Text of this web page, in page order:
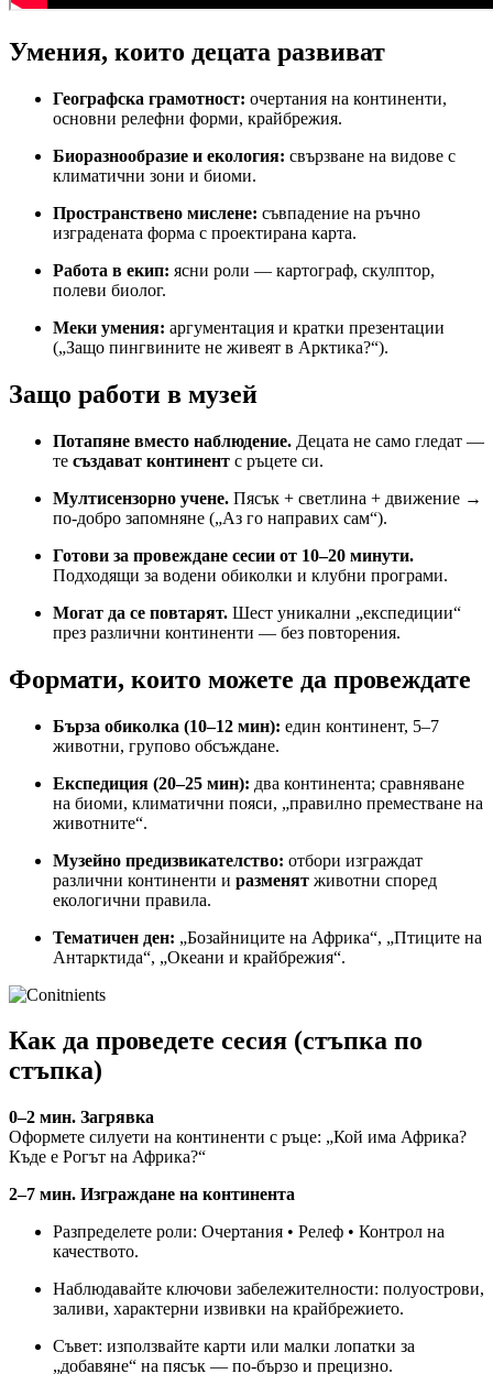
Умения, които децата развиват
Географска грамотност: очертания на континенти,
основни релефни форми, крайбрежия.
Биоразнообразие и екология: свързване на видове с
климатични зони и биоми.
Пространствено мислене: съвпадение на ръчно
изградената форма с проектирана карта.
Работа в екип: ясни роли — картограф, скулптор,
полеви биолог.
Меки умения: аргументация и кратки презентации
(„Защо пингвините не живеят в Арктика?“).
Защо работи в музей
Потапяне вместо наблюдение. Децата не само гледат —
те създават континент с ръцете си.
Мултисензорно учене. Пясък + светлина + движение →
по-добро запомняне („Аз го направих сам“).
Готови за провеждане сесии от 10–20 минути.
Подходящи за водени обиколки и клубни програми.
Могат да се повтарят. Шест уникални „експедиции“
през различни континенти — без повторения.
Формати, които можете да провеждате
Бърза обиколка (10–12 мин): един континент, 5–7
животни, групово обсъждане.
Експедиция (20–25 мин): два континента; сравняване
на биоми, климатични пояси, „правилно преместване на
животните“.
Музейно предизвикателство: отбори изграждат
различни континенти и разменят животни според
екологични правила.
Тематичен ден: „Бозайниците на Африка“, „Птиците на
Антарктида“, „Океани и крайбрежия“.
Как да проведете сесия (стъпка по
стъпка)
0–2 мин. Загрявка
Оформете силуети на континенти с ръце: „Кой има Африка?
Къде е Рогът на Африка?“
2–7 мин. Изграждане на континента
Разпределете роли: Очертания • Релеф • Контрол на
качеството.
Наблюдавайте ключови забележителности: полуострови,
заливи, характерни извивки на крайбрежието.
Съвет: използвайте карти или малки лопатки за
„добавяне“ на пясък — по-бързо и прецизно.